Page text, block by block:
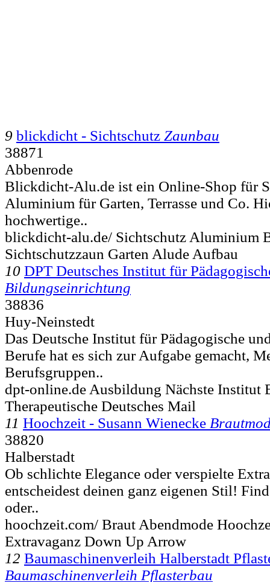
9 blickdicht - Sichtschutz Zaunbau
38871
Abbenrode
Blickdicht-Alu.de ist ein Online-Shop für
Aluminium für Garten, Terrasse und Co.
hochwertige..
blickdicht-alu.de/ Sichtschutz Aluminium
Sichtschutzzaun Garten Alude Aufbau
10 DPT Deutsches Institut für
Bildungseinrichtung
38836
Huy-Neinstedt
Das Deutsche Institut für Pädagogische
Berufe hat es sich zur Aufgabe gemacht,
Berufsgruppen..
dpt-online.de Ausbildung Nächste Institut
Therapeutische Deutsches Mail
11 Hoochzeit - Susann Wienecke
38820
Halberstadt
Ob schlichte Elegance oder verspielte
entscheidest deinen ganz eigenen Stil!
oder..
hoochzeit.com/ Braut Abendmode
Extravaganz Down Up Arrow
12 Baumaschinenverleih Halberstadt
Baumaschinenverleih Pflasterbau